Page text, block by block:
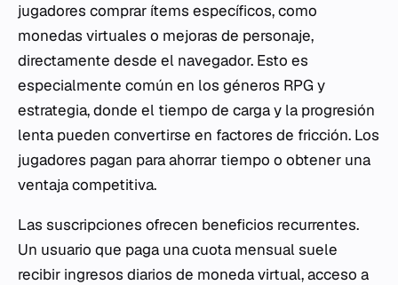
jugadores comprar ítems específicos, como
monedas virtuales o mejoras de personaje,
directamente desde el navegador. Esto es
especialmente común en los géneros RPG y
estrategia, donde el tiempo de carga y la progresión
lenta pueden convertirse en factores de fricción. Los
jugadores pagan para ahorrar tiempo o obtener una
ventaja competitiva.
Las suscripciones ofrecen beneficios recurrentes.
Un usuario que paga una cuota mensual suele
recibir ingresos diarios de moneda virtual, acceso a